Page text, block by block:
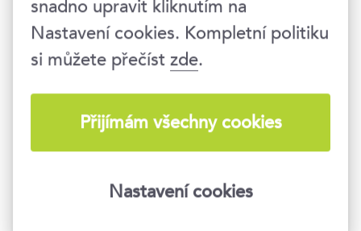
Termíny konání
Hlídat nové termíny
6. 10. 2026
Praha 1, Národní 416/37
snadno upravit kliknutím na
Nastavení cookies. Kompletní politiku
si můžete přečístzde.
Přijímám všechny cookies
Nastavení cookies